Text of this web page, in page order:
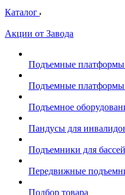
Каталог
Акции от Завода
Подъемные платформы
Подъемные платформы
Подъемное
Пандусы для
Подъемники для
Передвижные
Подбор товара